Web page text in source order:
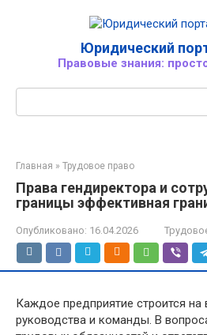
Юридический
Правовые знания:
Главная » Трудовое право
Права гендиректора и
границы эффективная
Опубликовано: 16.04.2026
Каждое предприятие строится на
руководства и команды. В